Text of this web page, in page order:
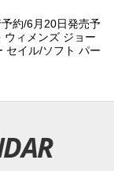
予約/6月20日発売予
ウィメンズ ジョー
セイル/ソフト パー